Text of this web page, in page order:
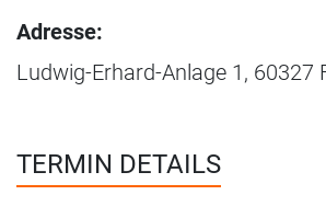
Adresse:
Ludwig-Erhard-Anlage 1, 60327
TERMIN DETAILS